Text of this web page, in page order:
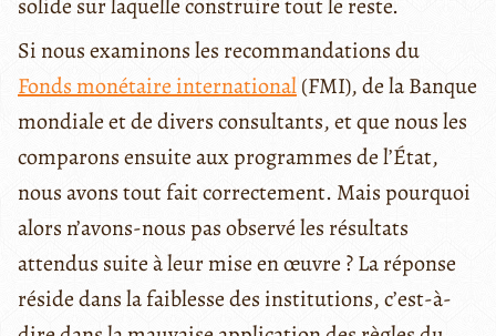
Si nous examinons les recommandations du
Fonds monétaire international(FMI), de la Banque
mondiale et de divers consultants, et que nous les
comparons ensuite aux programmes de l’État,
nous avons tout fait correctement. Mais pourquoi
alors n’avons-nous pas observé les résultats
attendus suite à leur mise en œuvre ? La réponse
réside dans la faiblesse des institutions, c’est-à-